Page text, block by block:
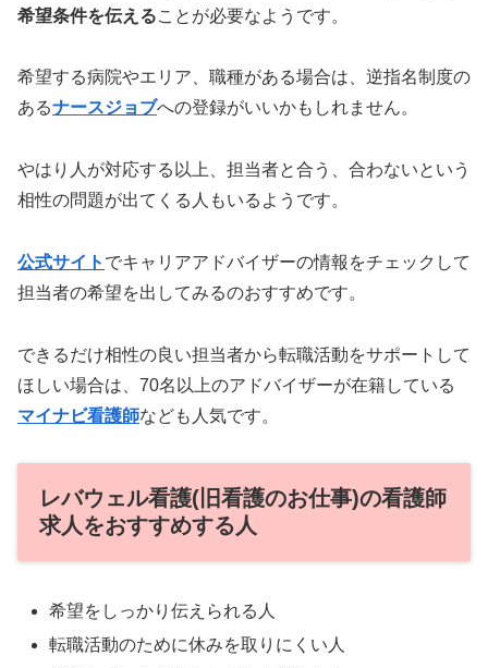
希望条件を伝えることが必要なようです。
希望する病院やエリア、職種がある場合は、逆指名制度の
あるナースジョブへの登録がいいかもしれません。
やはり人が対応する以上、担当者と合う、合わないという
相性の問題が出てくる人もいるようです。
公式サイト でキャリアアドバイザーの情報をチェックして
担当者の希望を出してみるのおすすめです。
できるだけ相性の良い担当者から転職活動をサポートして
ほしい場合は、70名以上のアドバイザーが在籍している
マイナビ看護師なども人気です。
レバウェル看護(旧看護のお仕事)の看護師
求人をおすすめする人
希望をしっかり伝えられる人
転職活動のために休みを取りにくい人